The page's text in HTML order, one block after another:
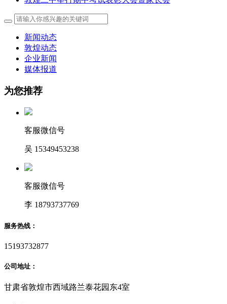
新闻动态
敦煌动态
企业新闻
媒体报道
为您推荐
客服微信号
吴 15349453238
客服微信号
李 18793737769
服务热线：
15193732877
公司地址：
甘肃省敦煌市西域路兰泰花园东4室